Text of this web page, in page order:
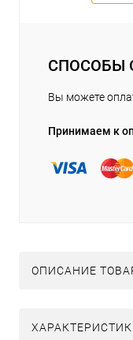
СПОСОБЫ
Вы можете
Принимаем к
ОПИСАНИЕ